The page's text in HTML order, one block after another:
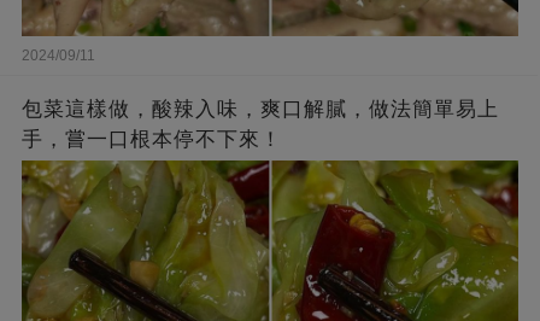
2024/09/11
包菜這樣做，酸辣入味，爽口解膩，做法簡單易上
手，嘗一口根本停不下來！